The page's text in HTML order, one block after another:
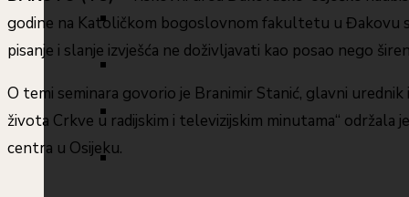
godine na Katoličkom bogoslovnom fakultetu u Đakovu
pisanje i slanje izvješća ne doživljavati kao posao nego
O temi seminara govorio je Branimir Stanić, glavni urednik
života Crkve u radijskim i televizijskim minutama“
centra u Osijeku.